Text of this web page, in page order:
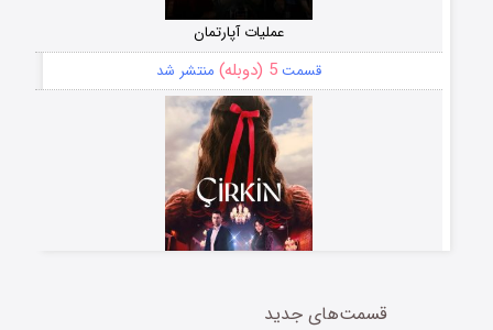
عملیات آپارتمان
قسمت5 (دوبله) منتشر شد
سریال زشتقسمت‌های جدید